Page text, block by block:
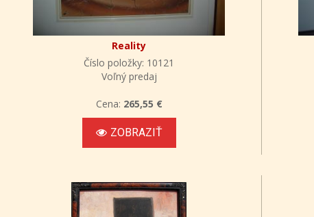
Reality
Číslo položky: 10121
Voľný predaj
Cena: 265,55 €
ZOBRAZIŤ